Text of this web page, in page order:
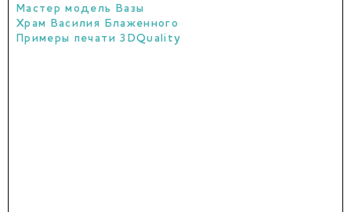
Мастер модель Вазы
Храм Василия Блаженного
Примеры печати 3DQuality